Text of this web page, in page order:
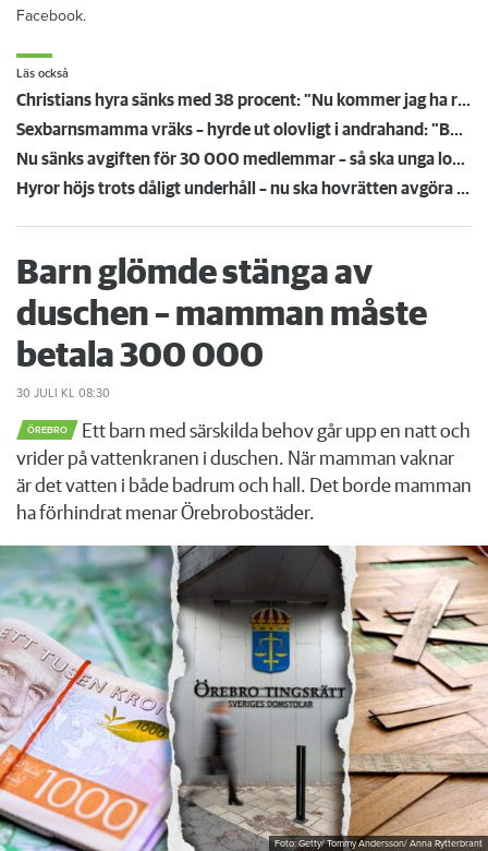
Facebook.
Läs också
Christians hyra sänks med 38 procent: ”Nu kommer jag ha råd att ta körkort”
Sexbarnsmamma vräks – hyrde ut olovligt i andrahand: ”Borde tas större hänsyn till barnen”
Nu sänks avgiften för 30 000 medlemmar – så ska unga lockas till Hyresgästföreningen
Hyror höjs trots dåligt underhåll – nu ska hovrätten avgöra oklart rättsläge
Barn glömde stänga av
duschen – mamman måste
betala 300 000
30 JULI KL 08:30
ÖREBRO
Ett barn med särskilda behov går upp en natt och
vrider på vattenkranen i duschen. När mamman vaknar
är det vatten i både badrum och hall. Det borde mamman
ha förhindrat menar Örebrobostäder.
Foto: Getty/ Tommy Andersson/ Anna Rytterbrant